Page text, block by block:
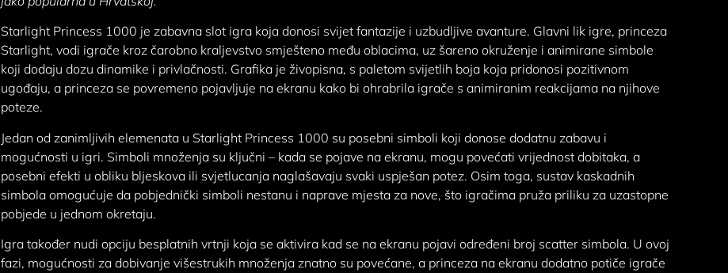
Starlight Princess 1000 je zabavna slot igra koja donosi svijet fantazije i uzbudljive avanture. Glavni lik igre, princeza
Starlight, vodi igrače kroz čarobno kraljevstvo smješteno među oblacima, uz šareno okruženje i animirane simbole
koji dodaju dozu dinamike i privlačnosti. Grafika je živopisna, s paletom svijetlih boja koja pridonosi pozitivnom
ugođaju, a princeza se povremeno pojavljuje na ekranu kako bi ohrabrila igrače s animiranim reakcijama na njihove
poteze.
Jedan od zanimljivih elemenata u Starlight Princess 1000 su posebni simboli koji donose dodatnu zabavu i
mogućnosti u igri. Simboli množenja su ključni – kada se pojave na ekranu, mogu povećati vrijednost dobitaka, a
posebni efekti u obliku bljeskova ili svjetlucanja naglašavaju svaki uspješan potez. Osim toga, sustav kaskadnih
simbola omogućuje da pobjednički simboli nestanu i naprave mjesta za nove, što igračima pruža priliku za uzastopne
pobjede u jednom okretaju.
Igra također nudi opciju besplatnih vrtnji koja se aktivira kad se na ekranu pojavi određeni broj scatter simbola. U ovoj
fazi, mogućnosti za dobivanje višestrukih množenja znatno su povećane, a princeza na ekranu dodatno potiče igrače